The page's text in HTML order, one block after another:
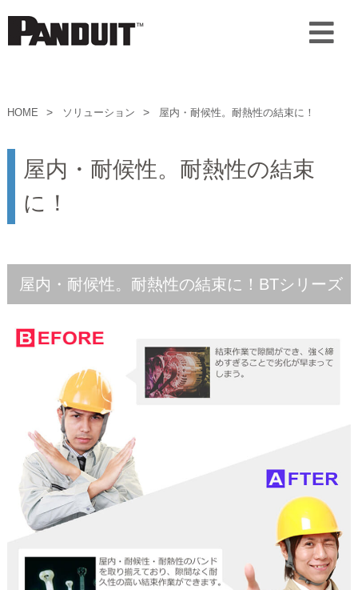
HOME ソリューション 屋内・耐候性。耐熱性の結束に！
屋内・耐候性。耐熱性の結束
に！
屋内・耐候性。耐熱性の結束に！BTシリーズ